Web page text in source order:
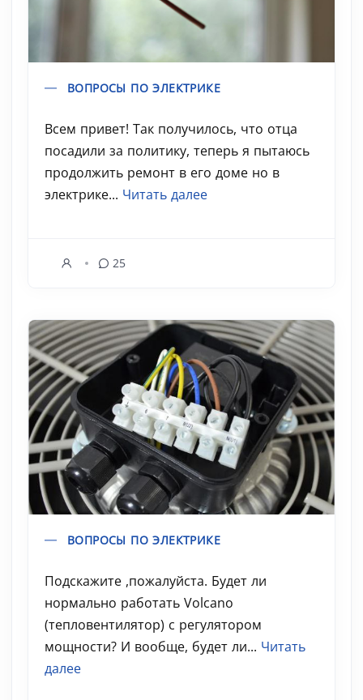
ВОПРОСЫ ПО ЭЛЕКТРИКЕ
Всем привет! Так получилось, что отца
посадили за политику, теперь я пытаюсь
продолжить ремонт в его доме но в
электрике... Читать далее
25
ВОПРОСЫ ПО ЭЛЕКТРИКЕ
Подскажите ,пожалуйста. Будет ли
нормально работать Volcano
(тепловентилятор) с регулятором
мощности? И вообще, будет ли... Читать
далее